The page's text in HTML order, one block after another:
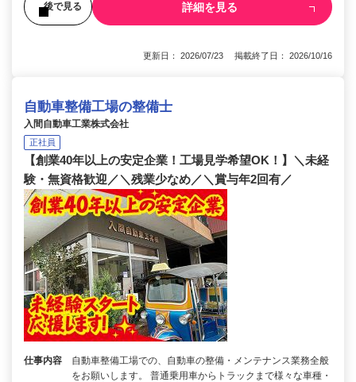
後で見る 詳細を見る
更新日： 2026/07/23 掲載終了日： 2026/10/16
自動車整備工場の整備士
入間自動車工業株式会社
正社員
【創業40年以上の安定企業！工場見学希望OK！】＼未経
験・無資格歓迎／＼残業少なめ／＼賞与年2回有／
仕事内容
自動車整備工場での、自動車の整備・メンテナンス業務全般
をお願いします。 普通乗用車からトラックまで様々な車種・